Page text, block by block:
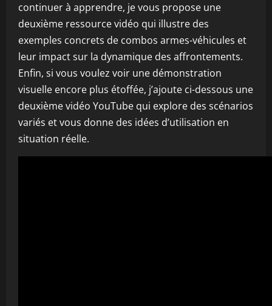
continuer à apprendre, je vous propose une
deuxième ressource vidéo qui illustre des
exemples concrets de combos armes-véhicules et
leur impact sur la dynamique des affrontements.
Enfin, si vous voulez voir une démonstration
visuelle encore plus étoffée, j’ajoute ci-dessous une
deuxième vidéo YouTube qui explore des scénarios
variés et vous donne des idées d’utilisation en
situation réelle.